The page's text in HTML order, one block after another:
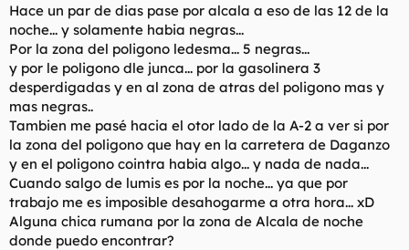
Hace un par de dias pase por alcala a eso de las 12 de la
noche... y solamente habia negras...
Por la zona del poligono ledesma... 5 negras...
y por le poligono dle junca... por la gasolinera 3
desperdigadas y en al zona de atras del poligono mas y
mas negras..
Tambien me pasé hacia el otor lado de la A-2 a ver si por
la zona del poligono que hay en la carretera de Daganzo
y en el poligono cointra habia algo... y nada de nada...
Cuando salgo de lumis es por la noche... ya que por
trabajo me es imposible desahogarme a otra hora... xD
Alguna chica rumana por la zona de Alcala de noche
donde puedo encontrar?